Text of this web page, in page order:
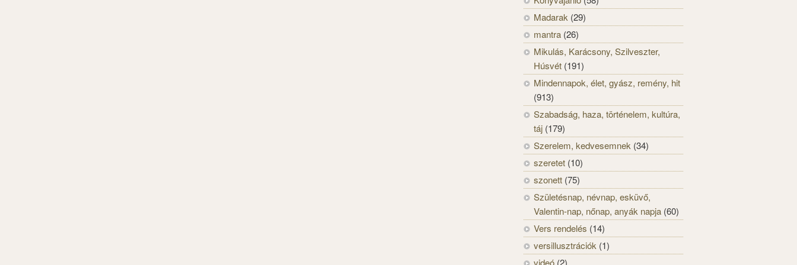
Madarak (29)
mantra (26)
Mikulás, Karácsony, Szilveszter,
Húsvét (191)
Mindennapok, élet, gyász, remény, hit
(913)
Szabadság, haza, történelem, kultúra,
táj (179)
Szerelem, kedvesemnek (34)
szeretet (10)
szonett (75)
Születésnap, névnap, esküvő,
Valentin-nap, nőnap, anyák napja (60)
Vers rendelés (14)
versillusztrációk (1)
videó (2)